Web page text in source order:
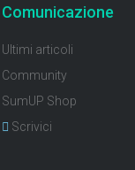
Comunicazione
Ultimi articoli
Community
SumUP Shop
Scrivici